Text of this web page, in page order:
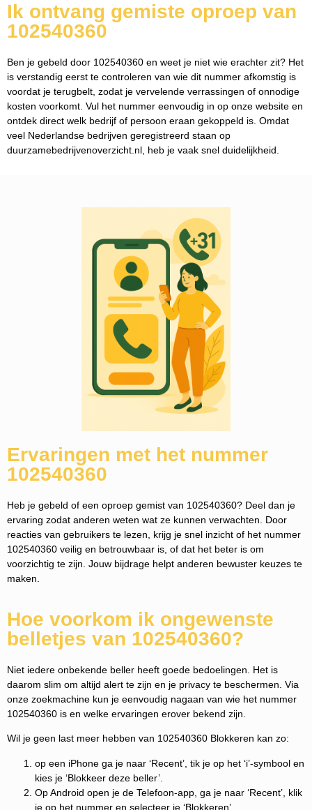
Ik ontvang gemiste oproep van
102540360
Ben je gebeld door 102540360 en weet je niet wie erachter zit? Het
is verstandig eerst te controleren van wie dit nummer afkomstig is
voordat je terugbelt, zodat je vervelende verrassingen of onnodige
kosten voorkomt. Vul het nummer eenvoudig in op onze website en
ontdek direct welk bedrijf of persoon eraan gekoppeld is. Omdat
veel Nederlandse bedrijven geregistreerd staan op
duurzamebedrijvenoverzicht.nl, heb je vaak snel duidelijkheid.
Ervaringen met het nummer
102540360
Heb je gebeld of een oproep gemist van 102540360? Deel dan je
ervaring zodat anderen weten wat ze kunnen verwachten. Door
reacties van gebruikers te lezen, krijg je snel inzicht of het nummer
102540360 veilig en betrouwbaar is, of dat het beter is om
voorzichtig te zijn. Jouw bijdrage helpt anderen bewuster keuzes te
maken.
Hoe voorkom ik ongewenste
belletjes van 102540360?
Niet iedere onbekende beller heeft goede bedoelingen. Het is
daarom slim om altijd alert te zijn en je privacy te beschermen. Via
onze zoekmachine kun je eenvoudig nagaan van wie het nummer
102540360 is en welke ervaringen erover bekend zijn.
Wil je geen last meer hebben van 102540360 Blokkeren kan zo:
op een iPhone ga je naar ‘Recent’, tik je op het ‘i’-symbool en
kies je ‘Blokkeer deze beller’.
Op Android open je de Telefoon-app, ga je naar ‘Recent’, klik
je op het nummer en selecteer je ‘Blokkeren’.